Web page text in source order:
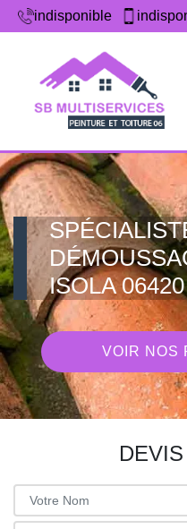
indisponible
ISOLA 06420
VOIR NOS